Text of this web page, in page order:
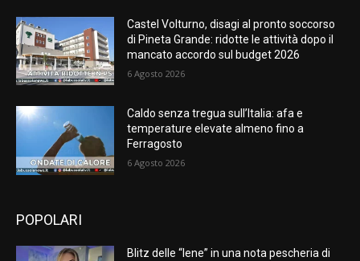
Castel Volturno, disagi al pronto soccorso
di Pineta Grande: ridotte le attività dopo il
mancato accordo sul budget 2026
6 Agosto 2026
Caldo senza tregua sull’Italia: afa e
temperature elevate almeno fino a
Ferragosto
6 Agosto 2026
POPOLARI
Blitz delle “Iene” in una nota pescheria di